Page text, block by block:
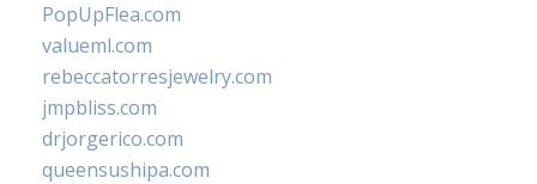
PopUpFlea.com
valueml.com
rebeccatorresjewelry.com
jmpbliss.com
drjorgerico.com
queensushipa.com